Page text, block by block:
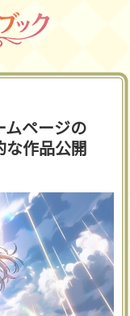
ムページの
な作品公開